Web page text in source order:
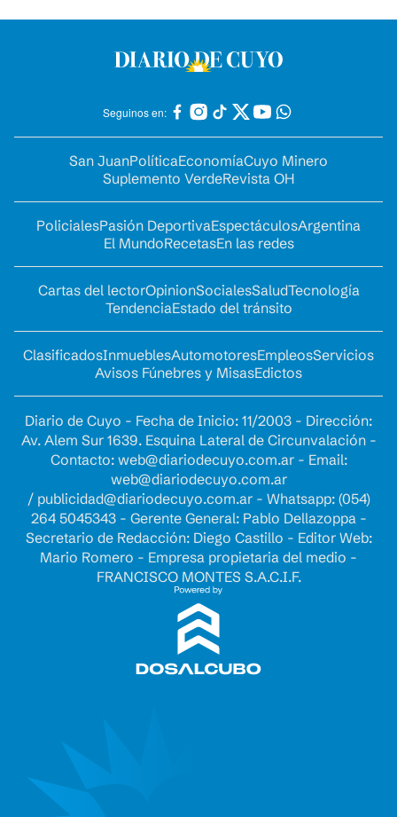
Seguinos en:
San JuanPolíticaEconomíaCuyo Minero
Suplemento VerdeRevista OH
PolicialesPasión DeportivaEspectáculosArgentina
El MundoRecetasEn las redes
Cartas del lectorOpinionSocialesSaludTecnología
TendenciaEstado del tránsito
ClasificadosInmueblesAutomotoresEmpleosServicios
Avisos Fúnebres y MisasEdictos
Diario de Cuyo - Fecha de Inicio: 11/2003 - Dirección:
Av. Alem Sur 1639. Esquina Lateral de Circunvalación -
Contacto: web@diariodecuyo.com.ar- Email:
web@diariodecuyo.com.ar
/ publicidad@diariodecuyo.com.ar- Whatsapp: (054)
264 5045343 - Gerente General: Pablo Dellazoppa -
Secretario de Redacción: Diego Castillo - Editor Web:
Mario Romero - Empresa propietaria del medio -
FRANCISCO MONTES S.A.C.I.F.